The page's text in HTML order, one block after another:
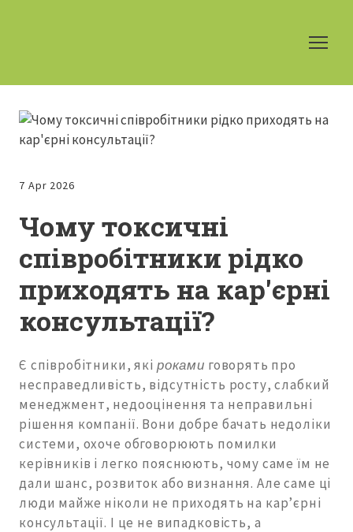
7 Apr 2026
Чому токсичні
співробітники рідко
приходять на кар'єрні
консультації?
Є співробітники, які роками говорять про
несправедливість, відсутність росту, слабкий
менеджмент, недооцінення та неправильні
рішення компанії. Вони добре бачать недоліки
системи, охоче обговорюють помилки
керівників і легко пояснюють, чому саме їм не
дали шанс, розвиток або визнання. Але саме ці
люди майже ніколи не приходять на кар’єрні
консультації. І це не випадковість, а